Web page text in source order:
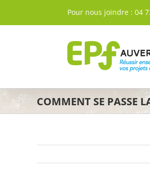
Pour nous joindre : 04
COMMENT SE PASSE